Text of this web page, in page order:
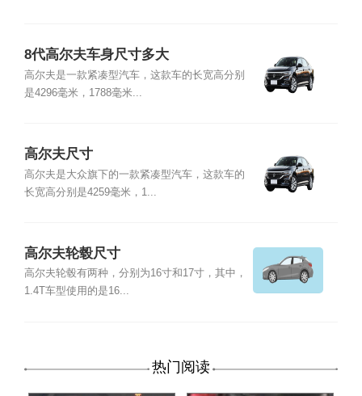
8代高尔夫车身尺寸多大
高尔夫是一款紧凑型汽车，这款车的长宽高分别
是4296毫米，1788毫米...
高尔夫尺寸
高尔夫是大众旗下的一款紧凑型汽车，这款车的
长宽高分别是4259毫米，1...
高尔夫轮毂尺寸
高尔夫轮毂有两种，分别为16寸和17寸，其中，
1.4T车型使用的是16...
热门阅读